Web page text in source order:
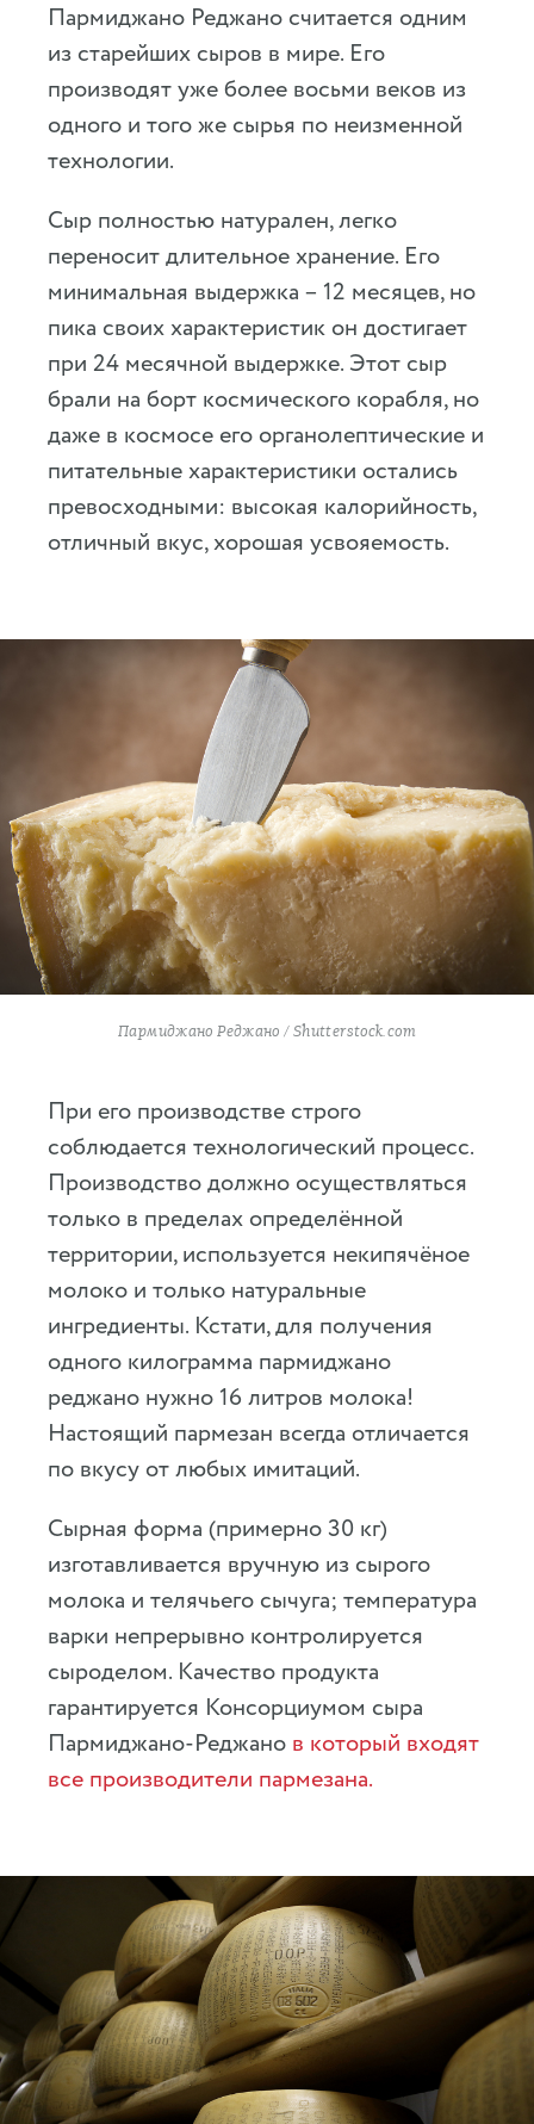
Пармиджано Реджано считается одним
из старейших сыров в мире. Его
производят уже более восьми веков из
одного и того же сырья по неизменной
технологии.
Сыр полностью натурален, легко
переносит длительное хранение. Его
минимальная выдержка – 12 месяцев, но
пика своих характеристик он достигает
при 24 месячной выдержке. Этот сыр
брали на борт космического корабля, но
даже в космосе его органолептические и
питательные характеристики остались
превосходными: высокая калорийность,
отличный вкус, хорошая усвояемость.
Пармиджано Реджано / Shutterstock.com
При его производстве строго
соблюдается технологический процесс.
Производство должно осуществляться
только в пределах определённой
территории, используется некипячёное
молоко и только натуральные
ингредиенты. Кстати, для получения
одного килограмма пармиджано
реджано нужно 16 литров молока!
Настоящий пармезан всегда отличается
по вкусу от любых имитаций.
Сырная форма (примерно 30 кг)
изготавливается вручную из сырого
молока и телячьего сычуга; температура
варки непрерывно контролируется
сыроделом. Качество продукта
гарантируется Консорциумом сыра
Пармиджано-Реджано в который входят
все производители пармезана.